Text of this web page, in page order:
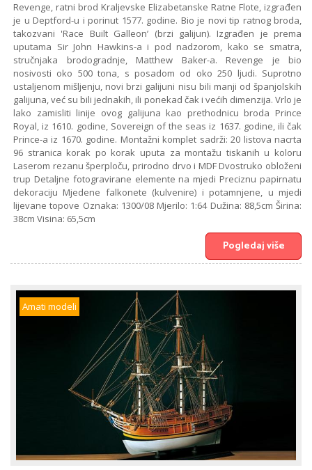
Revenge, ratni brod Kraljevske Elizabetanske Ratne Flote, izgrađen
je u Deptford-u i porinut 1577. godine. Bio je novi tip ratnog broda,
takozvani 'Race Built Galleon’ (brzi galijun). Izgrađen je prema
uputama Sir John Hawkins-a i pod nadzorom, kako se smatra,
stručnjaka brodogradnje, Matthew Baker-a. Revenge je bio
nosivosti oko 500 tona, s posadom od oko 250 ljudi. Suprotno
ustaljenom mišljenju, novi brzi galijuni nisu bili manji od španjolskih
galijuna, već su bili jednakih, ili ponekad čak i većih dimenzija. Vrlo je
lako zamisliti linije ovog galijuna kao prethodnicu broda Prince
Royal, iz 1610. godine, Sovereign of the seas iz 1637. godine, ili čak
Prince-a iz 1670. godine. Montažni komplet sadrži: 20 listova nacrta
96 stranica korak po korak uputa za montažu tiskanih u koloru
Laserom rezanu šperploču, prirodno drvo i MDF Dvostruko obloženi
trup Detaljne fotogravirane elemente na mjedi Preciznu papirnatu
dekoraciju Mjedene falkonete (kulvenire) i potamnjene, u mjedi
lijevane topove Oznaka: 1300/08 Mjerilo: 1:64 Dužina: 88,5cm Širina:
38cm Visina: 65,5cm
Pogledaj više
Amati modeli